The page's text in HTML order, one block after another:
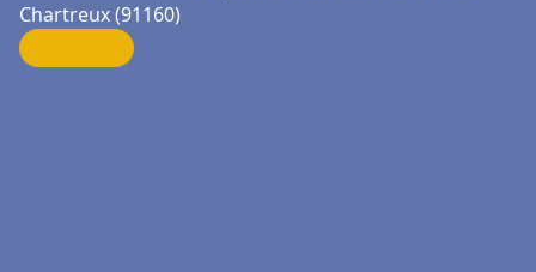
Chartreux (91160)